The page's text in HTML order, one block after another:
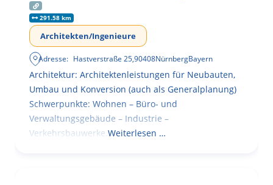
291.58 km
Architekten/Ingenieure
Adresse: Hastverstraße 25,90408NürnbergBayern
Architektur: Architektenleistungen für Neubauten,
Umbau und Konversion (auch als Generalplanung)
Schwerpunkte: Wohnen – Büro- und
Verwaltungsgebäude – Industrie –
Verkehrsbauwerke. Weiterlesen …